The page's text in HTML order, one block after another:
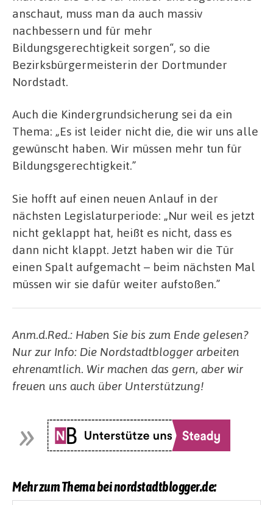
anschaut, muss man da auch massiv
nachbessern und für mehr
Bildungsgerechtigkeit sorgen“, so die
Bezirksbürgermeisterin der Dortmunder
Nordstadt.
Auch die Kindergrundsicherung sei da ein
Thema: „Es ist leider nicht die, die wir uns alle
gewünscht haben. Wir müssen mehr tun für
Bildungsgerechtigkeit.”
Sie hofft auf einen neuen Anlauf in der
nächsten Legislaturperiode: „Nur weil es jetzt
nicht geklappt hat, heißt es nicht, dass es
dann nicht klappt. Jetzt haben wir die Tür
einen Spalt aufgemacht – beim nächsten Mal
müssen wir sie dafür weiter aufstoßen.”
Anm.d.Red.: Haben Sie bis zum Ende gelesen?
Nur zur Info: Die Nordstadtblogger arbeiten
ehrenamtlich. Wir machen das gern, aber wir
freuen uns auch über Unterstützung!
Mehr zum Thema bei nordstadtblogger.de: